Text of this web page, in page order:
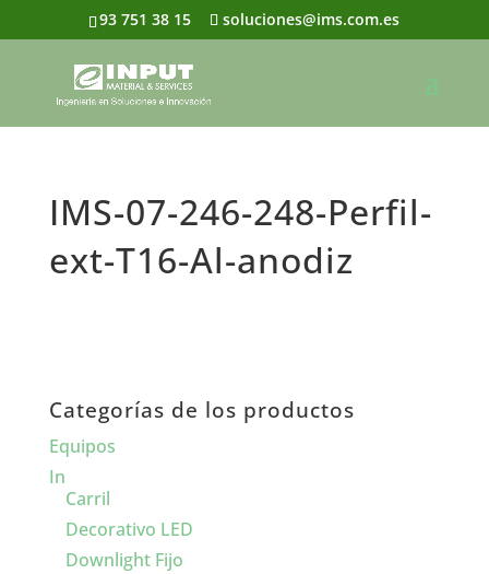
93 751 38 15 soluciones@ims.com.es
IMS-07-246-248-Perfil-
ext-T16-Al-anodiz
Categorías de los productos
Equipos
In
Carril
Decorativo LED
Downlight Fijo